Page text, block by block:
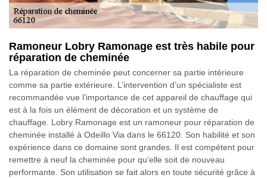
Ramoneur Lobry Ramonage est très habile pour
réparation de cheminée
La réparation de cheminée peut concerner sa partie intérieure
comme sa partie extérieure. L’intervention d’un spécialiste est
recommandée vue l’importance de cet appareil de chauffage qui
est à la fois un élément de décoration et un système de
chauffage. Lobry Ramonage est un ramoneur pour réparation de
cheminée installé à Odeillo Via dans le 66120. Son habilité et son
expérience dans ce domaine sont grandes. Il est compétent pour
remettre à neuf la cheminée pour qu’elle soit de nouveau
performante. Son utilisation se fait alors en toute sécurité grâce à